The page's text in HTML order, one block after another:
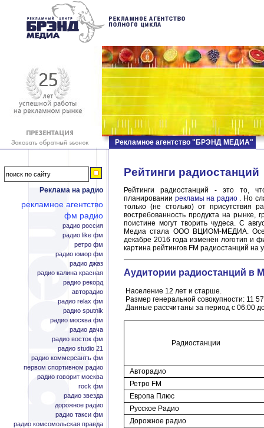
Реклама на радио
рекламное агентство
фм радио
радио россия
радио like фм
ретро фм
радио юмор фм
радио джаз
радио калина красная
радио рекорд
авторадио
радио relax фм
радио sputnik
радио москва фм
радио дача
радио восток фм
радио studio 21
радио коммерсантъ фм
первом спортивном радио
радио говорит москва
rock фм
радио звезда
дорожное радио
радио такси фм
радио комсомольская правда
Рекламное агентство "БРЭНД МЕДИА"
Рейтинги радиостанций
Рейтинги радиостанций - это то,
планировании рекламы на радио. Но
только (не столько) от присутствия
востребованность продукта на рынке,
поистине могут творить чудеса. С
Медиа стала ООО ВЦИОМ-МЕДИА.
декабре 2016 года изменён логотип и
картина рейтингов FM радиостанций на
Аудитории радиостанций в
Население 12 лет и старше.
Размер генеральной совокупности: 11
Данные рассчитаны за период с 06:00
Радиостанции
Авторадио
Ретро FM
Европа Плюс
Русское Радио
Дорожное радио